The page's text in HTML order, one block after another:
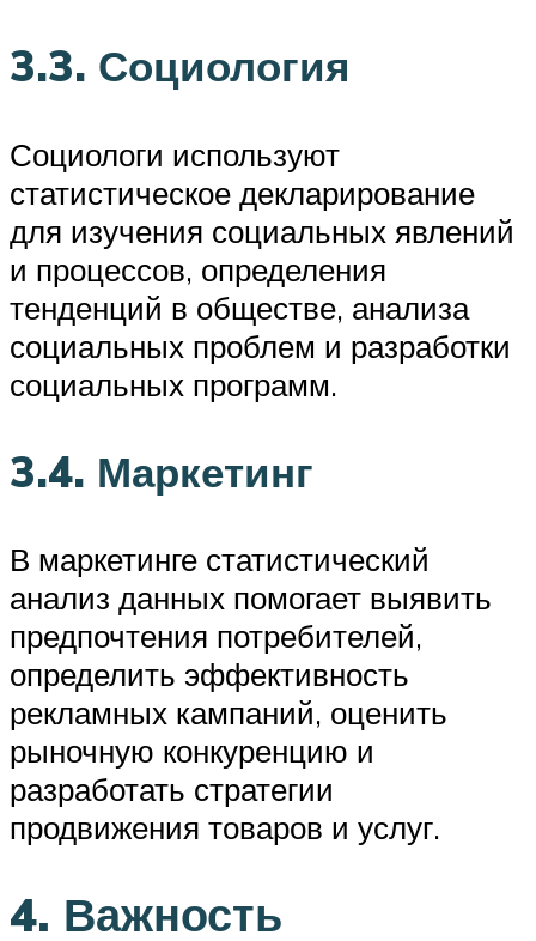
3.3. Социология
Социологи используют
статистическое декларирование
для изучения социальных явлений
и процессов, определения
тенденций в обществе, анализа
социальных проблем и разработки
социальных программ.
3.4. Маркетинг
В маркетинге статистический
анализ данных помогает выявить
предпочтения потребителей,
определить эффективность
рекламных кампаний, оценить
рыночную конкуренцию и
разработать стратегии
продвижения товаров и услуг.
4. Важность